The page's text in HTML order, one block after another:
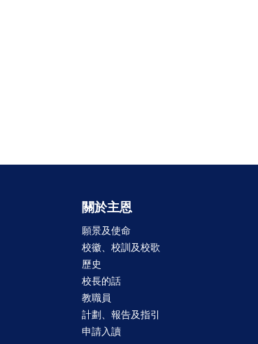
關於主恩
願景及使命
校徽、校訓及校歌
歷史
校長的話
教職員
計劃、報告及指引
申請入讀